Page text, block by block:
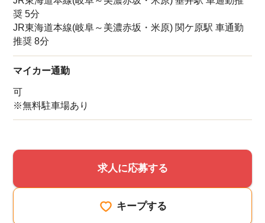
奨 5分
JR東海道本線(岐阜～美濃赤坂・米原) 関ケ原駅 車通勤
推奨 8分
マイカー通勤
可
※無料駐車場あり
求人に応募する
キープする